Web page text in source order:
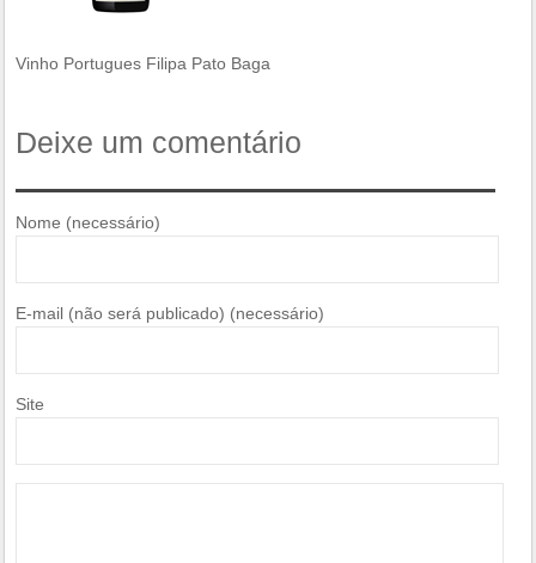
Vinho Portugues Filipa Pato Baga
Deixe um comentário
Nome (necessário)
E-mail (não será publicado) (necessário)
Site